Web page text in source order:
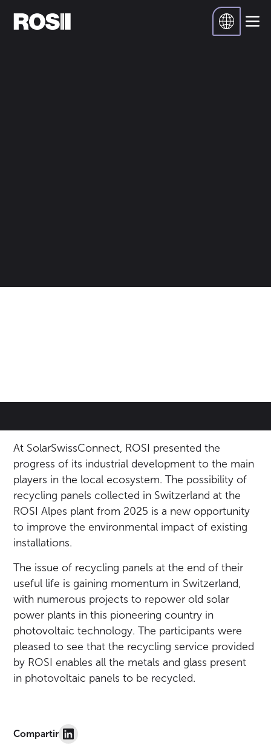
At SolarSwissConnect, ROSI presented the
progress of its industrial development to the main
players in the local ecosystem. The possibility of
recycling panels collected in Switzerland at the
ROSI Alpes plant from 2025 is a new opportunity
to improve the environmental impact of existing
installations.
The issue of recycling panels at the end of their
useful life is gaining momentum in Switzerland,
with numerous projects to repower old solar
power plants in this pioneering country in
photovoltaic technology. The participants were
pleased to see that the recycling service provided
by ROSI enables all the metals and glass present
in photovoltaic panels to be recycled.
Compartir